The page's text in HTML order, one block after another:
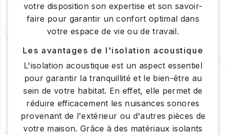
votre disposition son expertise et son savoir-
faire pour garantir un confort optimal dans
votre espace de vie ou de travail.
Les avantages de l'isolation acoustique
L'isolation acoustique est un aspect essentiel
pour garantir la tranquillité et le bien-être au
sein de votre habitat. En effet, elle permet de
réduire efficacement les nuisances sonores
provenant de l'extérieur ou d'autres pièces de
votre maison. Grâce à des matériaux isolants